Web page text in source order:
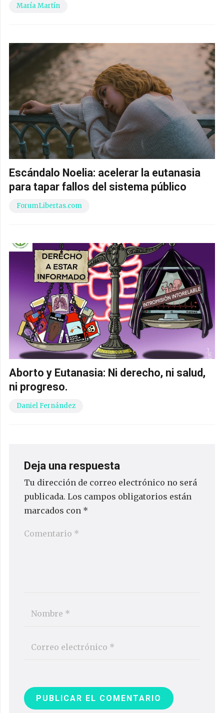
María Martín
Escándalo Noelia: acelerar la eutanasia
para tapar fallos del sistema público
ForumLibertas.com
Aborto y Eutanasia: Ni derecho, ni salud,
ni progreso.
Daniel Fernández
Deja una respuesta
Tu dirección de correo electrónico no será
publicada. Los campos obligatorios están
marcados con *
PUBLICAR EL COMENTARIO